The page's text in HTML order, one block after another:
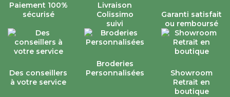
Paiement 100%
sécurisé
Livraison
Colissimo
suivi
Garanti satisfait
ou remboursé
Des conseillers
à votre service
Broderies
Personnalisées
Showroom
Retrait en
boutique